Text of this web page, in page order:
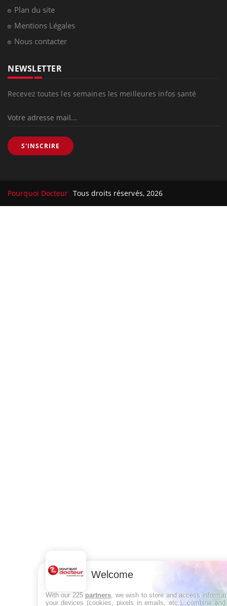
Plan du site
Mentions Légales
Nous contacter
NEWSLETTER
Recevez toutes les semaines les meilleures infos santé
S'INSCRIRE
Pourquoi Docteur Tous droits réservés, 2026
Welcome
With our 225 partners , we wish to store and access
your devices (cookies, pixels in emails, etc.), combine and